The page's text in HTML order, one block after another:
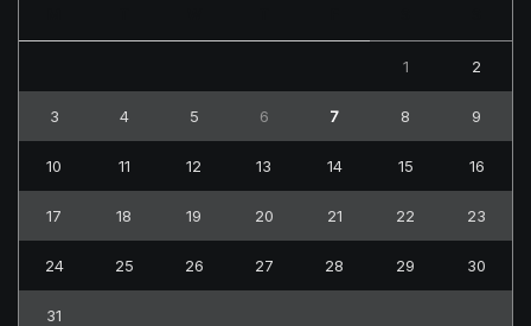
1 2
3 4 5 6 7 8 9
10 11 12 13 14 15 16
17 18 19 20 21 22 23
24 25 26 27 28 29 30
31